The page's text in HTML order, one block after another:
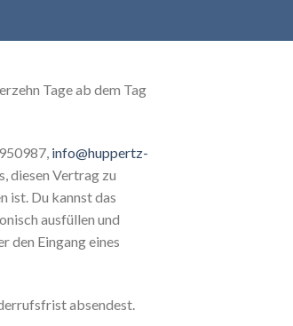
Tage ab dem Tag
info@huppertz-
diesen Vertrag zu
ist. Du kannst das
ausfüllen und
den Eingang eines
absendest.